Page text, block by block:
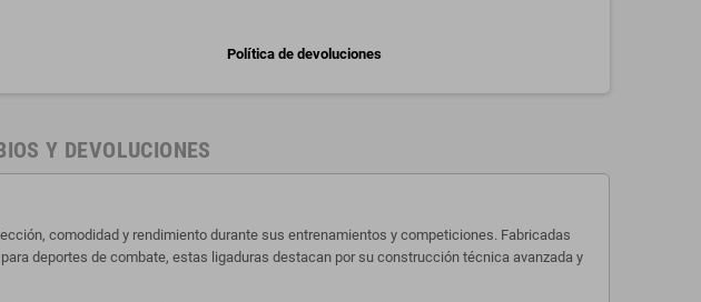
Política de devoluciones
Y DEVOLUCIONES
comodidad y rendimiento durante sus entrenamientos y competiciones. Fabricadas
deportes de combate, estas ligaduras destacan por su construcción técnica avanzada y